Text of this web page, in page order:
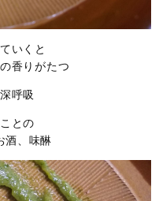
いくと
香りがたつ
呼吸
との
酒、味醂